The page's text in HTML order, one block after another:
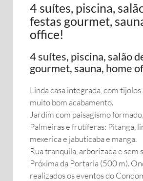
4 suítes, piscina,
festas gourmet,
office!
4 suítes, piscina, salão
gourmet, sauna, home
Linda casa integrada, com
muito bom acabamento.
Jardim com paisagismo
Palmeiras e frutíferas: Pitanga,
mexerica e jabuticaba e manga.
Rua tranquila, arborizada e sem
Próxima da Portaria (500 m).
realizados os eventos do